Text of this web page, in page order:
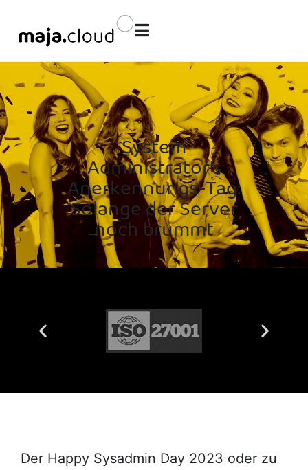
System
Administrator’s
Anerkennungs-Tag:
Solange der Server
noch brummt
Der Happy Sysadmin Day 2023 oder zu